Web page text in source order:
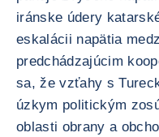
iránske údery
eskalácii napätia
predchádzajúcim
sa, že vzťahy s
úzkym politickým
oblasti obrany a